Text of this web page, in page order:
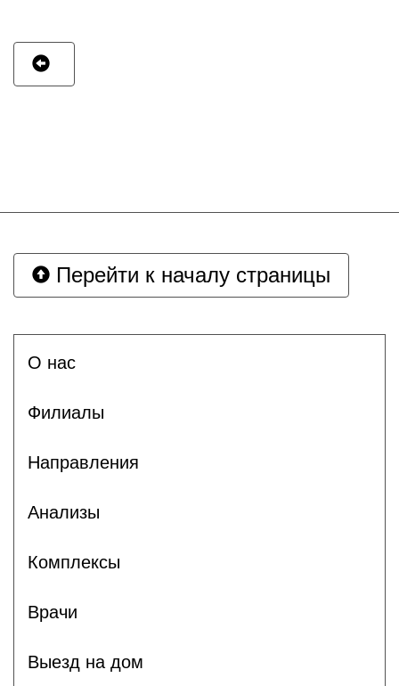
Перейти к началу страницы
О нас
Филиалы
Направления
Анализы
Комплексы
Врачи
Выезд на дом